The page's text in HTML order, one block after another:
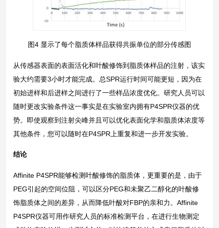
图4 显示了每个脂质体样品获得共振单位的部分传感图
从传感器表面的表面活化和叶酸修饰到脂质体样品的注射，该实
验大约需要3小时才能完成。总SPR运行时间可能更短，因为在
初始进样和后进样之间进行了一些样品浓度优化。研究人员可以
随时更改实验条件这一事实是在实验室内拥有P4SPR仪器的优
势。即使观察到注射尖峰并且可以优化表面化学和脂质体浓度等
其他条件，您可以随时在P4SPR上重复和进一步开发实验。
结论
Affinite P4SPR能够检测叶酸修饰的脂质体，更重要的是，由于
PEG引起的空间位阻，可以区分PEG和未聚乙二醇化的叶酸修
饰脂质体之间的差异，从而降低叶酸对FBP的亲和力。Affinite
P4SPR仪器可用作研究人员的标准检测平台，在进行生物测定